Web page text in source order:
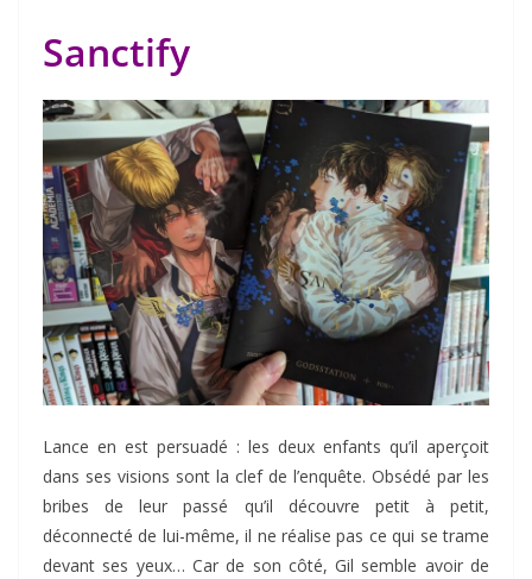
Sanctify
Lance en est persuadé : les deux enfants qu’il aperçoit
dans ses visions sont la clef de l’enquête. Obsédé par les
bribes de leur passé qu’il découvre petit à petit,
déconnecté de lui-même, il ne réalise pas ce qui se trame
devant ses yeux… Car de son côté, Gil semble avoir de